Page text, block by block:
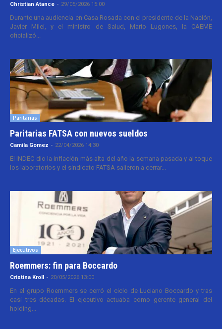
Christian Atance - 29/05/2026 15:00
Durante una audiencia en Casa Rosada con el presidente de la Nación,
Javier Milei, y el ministro de Salud, Mario Lugones, la CAEME
oficializó...
Paritarias
Paritarias FATSA con nuevos sueldos
Camila Gomez - 22/04/2026 14:30
El INDEC dio la inflación más alta del año la semana pasada y al toque
los laboratorios y el sindicato FATSA salieron a cerrar...
Ejecutivos
Roemmers: fin para Boccardo
Cristina Kroll - 20/05/2026 13:00
En el grupo Roemmers se cerró el ciclo de Luciano Boccardo y tras
casi tres décadas. El ejecutivo actuaba como gerente general del
holding...